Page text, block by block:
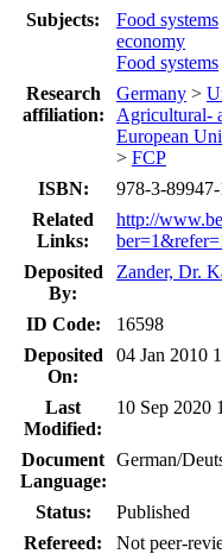
Subjects:
Food systems
economy
Food systems
Research
affiliation:
Germany >
Agricultural-
European
> FCP
ISBN:
978-3-
Related
Links:
http://
Deposited
By:
Zander, Dr.
ID Code:
16598
Deposited
On:
04 Jan 2010
Last
Modified:
10 Sep 2020
Document
Language:
German/
Status:
Published
Refereed:
Not peer-